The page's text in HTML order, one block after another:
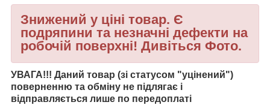
Знижений у ціні товар. Є
подряпини та незначні дефекти на
робочій поверхні! Дивіться Фото.
УВАГА!!! Даний товар (зі статусом "уцінений")
поверненню та обміну не підлягає і
відправляється лише по передоплаті